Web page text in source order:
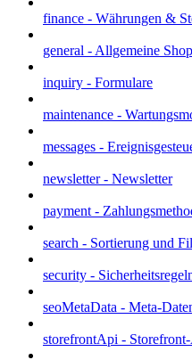
finance - Währungen &
general - Allgemeine
inquiry - Formulare
maintenance -
messages -
newsletter - Newsletter
payment -
search - Sortierung und
security -
seoMetaData - Meta-
storefrontApi -